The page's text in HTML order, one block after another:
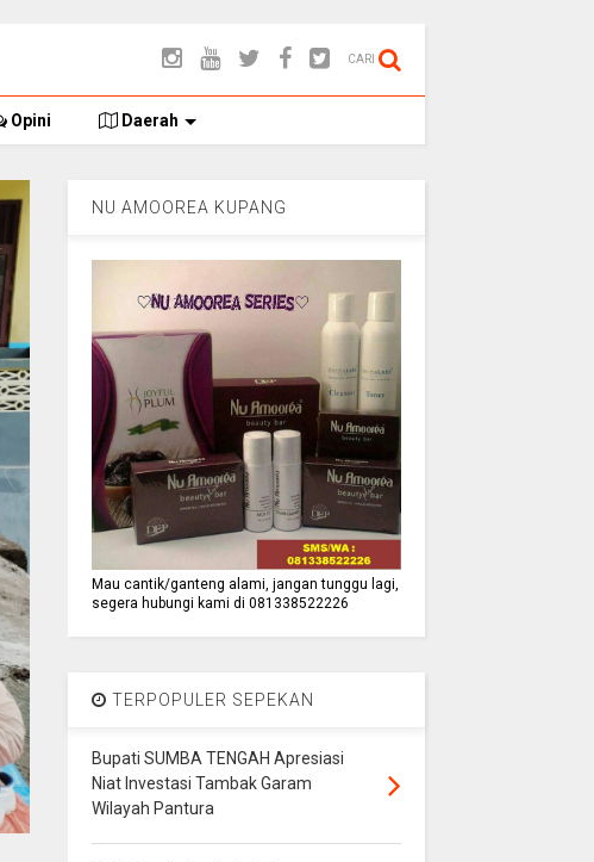
CARI
Opini Daerah
NU AMOOREA KUPANG
Mau cantik/ganteng alami, jangan tunggu lagi,
segera hubungi kami di 081338522226
TERPOPULER SEPEKAN
Bupati SUMBA TENGAH Apresiasi
Niat Investasi Tambak Garam
Wilayah Pantura